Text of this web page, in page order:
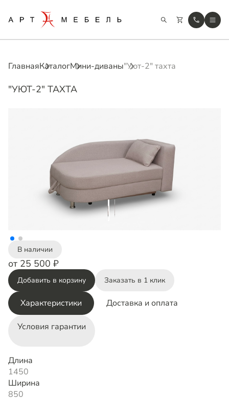
ГлавнаяКаталогМини-диваны"Уют-2" тахта
"УЮТ-2" ТАХТА
В наличии
от 25 500 ₽
Добавить в корзину Заказать в 1 клик
Характеристики Доставка и оплата
Условия гарантии
Длина
1450
Ширина
850